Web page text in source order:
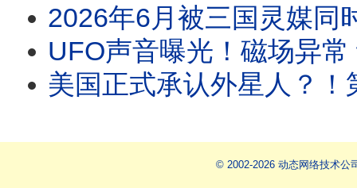
2026年6月被三国灵媒同时点名！“六月风暴”全面解
UFO声音曝光！磁场异常 动物疯了！巴西
美国正式承认外星人？！第一批UAP 古
© 2002-2026 动态网络技术公